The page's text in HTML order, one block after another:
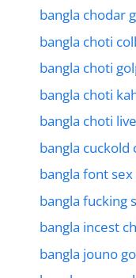
bangla chodar
bangla choti
bangla choti
bangla choti
bangla choti live
bangla cuckold
bangla font
bangla fucking
bangla incest
bangla jouno